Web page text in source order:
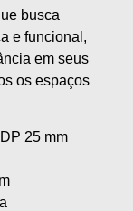
busca
e funcional,
em seus
os espaços
25 mm